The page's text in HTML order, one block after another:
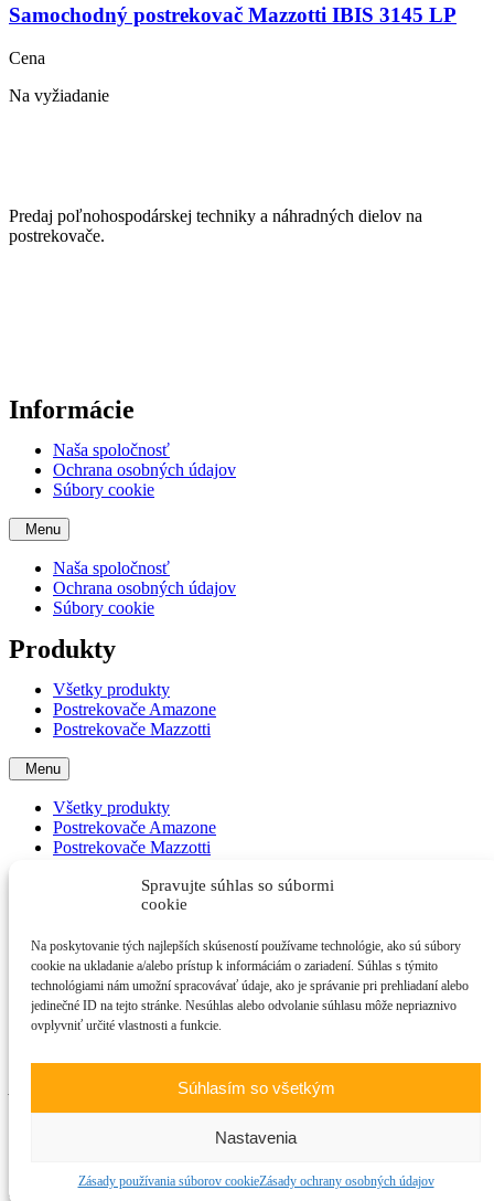
Spravujte súhlas so súbormi
cookie
Na poskytovanie tých najlepších skúseností používame technológie, ako sú súbory
cookie na ukladanie a/alebo prístup k informáciám o zariadení. Súhlas s týmito
technológiami nám umožní spracovávať údaje, ako je správanie pri prehliadaní alebo
jedinečné ID na tejto stránke. Nesúhlas alebo odvolanie súhlasu môže nepriaznivo
ovplyvniť určité vlastnosti a funkcie.
Súhlasím so všetkým
Nastavenia
Zásady používania súborov cookieZásady ochrany osobných údajov
Samochodný postrekovač Mazzotti IBIS 3145 LP
Cena
Na vyžiadanie
Predaj poľnohospodárskej techniky a náhradných dielov na
postrekovače.
Informácie
Naša spoločnosť
Ochrana osobných údajov
Súbory cookie
Menu
Naša spoločnosť
Ochrana osobných údajov
Súbory cookie
Produkty
Všetky produkty
Postrekovače Amazone
Postrekovače Mazzotti
Menu
Všetky produkty
Postrekovače Amazone
Postrekovače Mazzotti
979 01 Rimavská Sobota,
Slovenská Republika
+421 940 817 966
+421 940 926 478
info@gemertech.sk
Technické parametre sú informatívne a môžu sa bez
predchádzajúceho upozornenia meniť.
close